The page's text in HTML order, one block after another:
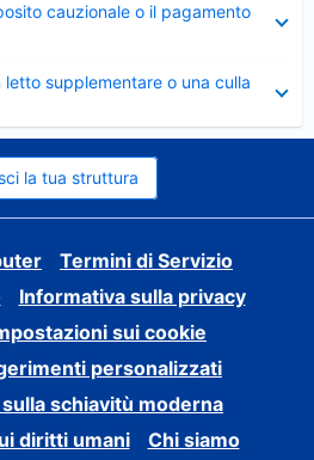
cauzionale o il pagamento
letto supplementare o una culla
la tua struttura
Termini di Servizio
Informativa sulla privacy
sui cookie
personalizzati
schiavitù moderna
diritti umani
Chi siamo